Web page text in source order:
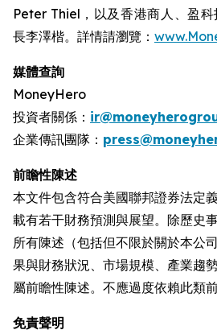
Peter Thiel，以及香港商人、盈
長李澤楷。詳情請瀏覽：
媒體查詢
MoneyHero
投資者關係：
企業傳訊團隊：
前瞻性陳述
本文件包含符合美國聯邦證券法定
載有若干財務預測與展望。除歷史
所有陳述（包括但不限於關於本公
果與財務狀況、市場規模、產業趨
屬前瞻性陳述。不應過度依賴此類前
免責聲明